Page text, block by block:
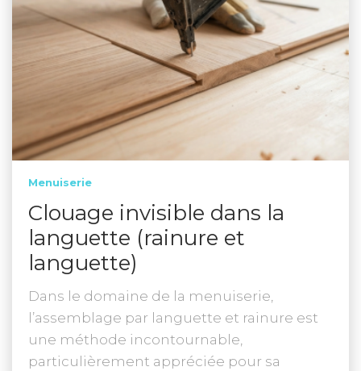
Menuiserie
Clouage invisible dans la
languette (rainure et
languette)
Dans le domaine de la menuiserie,
l’assemblage par languette et rainure est
une méthode incontournable,
particulièrement appréciée pour sa